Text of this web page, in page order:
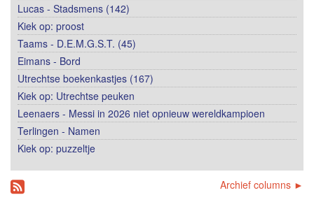
Lucas - Stadsmens (142)
Kiek op: proost
Taams - D.E.M.G.S.T. (45)
Eimans - Bord
Utrechtse boekenkastjes (167)
Kiek op: Utrechtse peuken
Leenaers - Messi in 2026 niet opnieuw wereldkampioen
Terlingen - Namen
Kiek op: puzzeltje
Archief columns ►